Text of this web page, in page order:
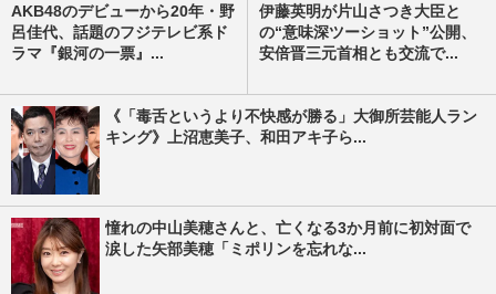
AKB48のデビューから20年・野
呂佳代、話題のフジテレビ系ド
ラマ『銀河の一票』...
伊藤英明が片山さつき大臣と
の“意味深ツーショット”公開、
安倍晋三元首相とも交流で...
《「毒舌というより不快感が勝る」大御所芸能人ラン
キング》上沼恵美子、和田アキ子ら...
憧れの中山美穂さんと、亡くなる3か月前に初対面で
涙した矢部美穂「ミポリンを忘れな...